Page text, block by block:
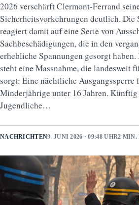
2026 verschärft Clermont-Ferrand
Sicherheitsvorkehrungen deutlich. Die
reagiert damit auf eine Serie von
Sachbeschädigungen, die in den
erhebliche Spannungen gesorgt
steht eine Massnahme, die landesweit
sorgt: Eine nächtliche Ausgangssperre
Minderjährige unter 16 Jahren.
Jugendliche…
NACHRICHTEN9. JUNI 2026 · 09:48 UHR2 MIN.